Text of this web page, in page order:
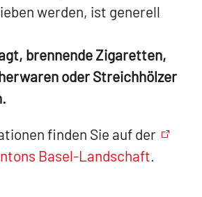
werden, ist generell
brennende Zigaretten,
oder Streichhölzer
finden Sie auf der
Basel-Landschaft.